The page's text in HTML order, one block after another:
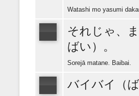
Watashi mo yasumi
それじゃ、
ばい）。
Sorejā matane. Baibai.
バイバイ（